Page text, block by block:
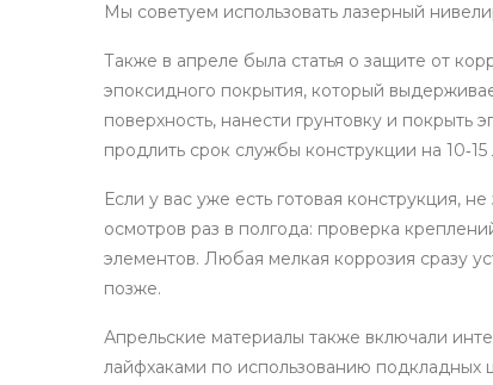
Мы советуем использовать лазерный
Также в апреле была статья о защите от
эпоксидного покрытия, который
поверхность, нанести грунтовку и покрыть
продлить срок службы конструкции на 10‑15
Если у вас уже есть готовая конструкция,
осмотров раз в полгода: проверка
элементов. Любая мелкая коррозия сразу
позже.
Апрельские материалы также включали
лайфхаками по использованию подкладных